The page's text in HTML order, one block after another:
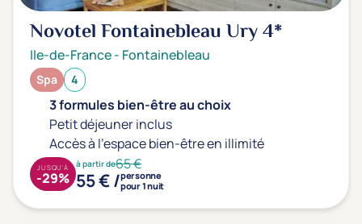
Novotel Fontainebleau Ury4*
Ile-de-France- Fontainebleau
Spa 4
3 formules bien-être au choix
Petit déjeuner inclus
Accès à l'espace bien-être en illimité
à partir de65 €
55 € /personne
pour 1 nuit
JUSQU'À
-29%